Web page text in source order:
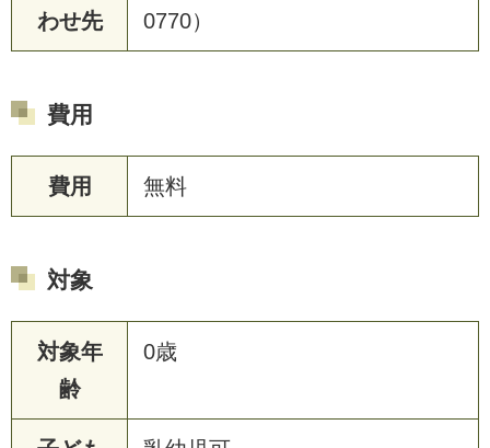
わせ先
0770）
費用
費用 無料
対象
対象年
齢
0歳